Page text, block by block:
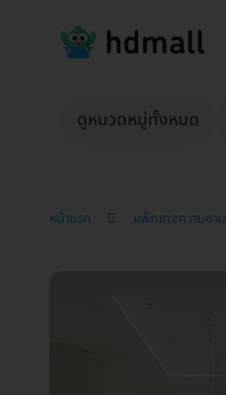
ดูหมวดหมู่ทั้งหมด
หน้าแรก แพ็กเกจความงาม